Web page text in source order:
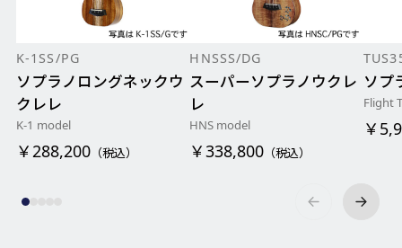
K-1SS/PG
ソプラノロングネックウ
クレレ
K-1 model
￥288,200（税込）
HNSSS/DG
スーパーソプラノウクレ
レ
HNS model
￥338,800 （税込）
ソプ
Flight
￥